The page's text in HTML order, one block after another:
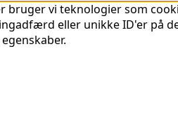
bruger vi teknologier som
eller unikke ID'er på